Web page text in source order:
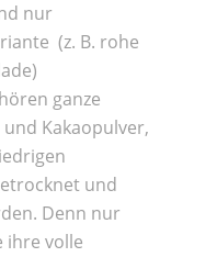
nur
(z. B. rohe
ganze
Kakaopulver,
und
Denn nur
ihre volle